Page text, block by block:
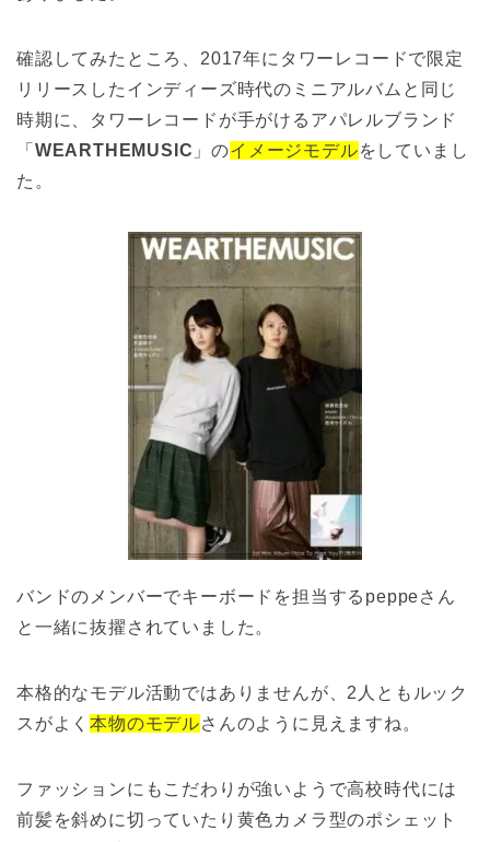
確認してみたところ、2017年にタワーレコードで限定
リリースしたインディーズ時代のミニアルバムと同じ
時期に、タワーレコードが手がけるアパレルブランド
「 WEARTHEMUSIC 」のイメージモデルをしていまし
た。
バンドのメンバーでキーボードを担当するpeppeさん
と一緒に抜擢されていました。
本格的なモデル活動ではありませんが、2人ともルック
スがよく本物のモデルさんのように見えますね。
ファッションにもこだわりが強いようで高校時代には
前髪を斜めに切っていたり黄色カメラ型のポシェット